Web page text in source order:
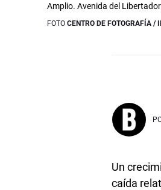
Amplio. Avenida del
FOTO CENTRO DE FOTOGRAFÍA /
Un
caída